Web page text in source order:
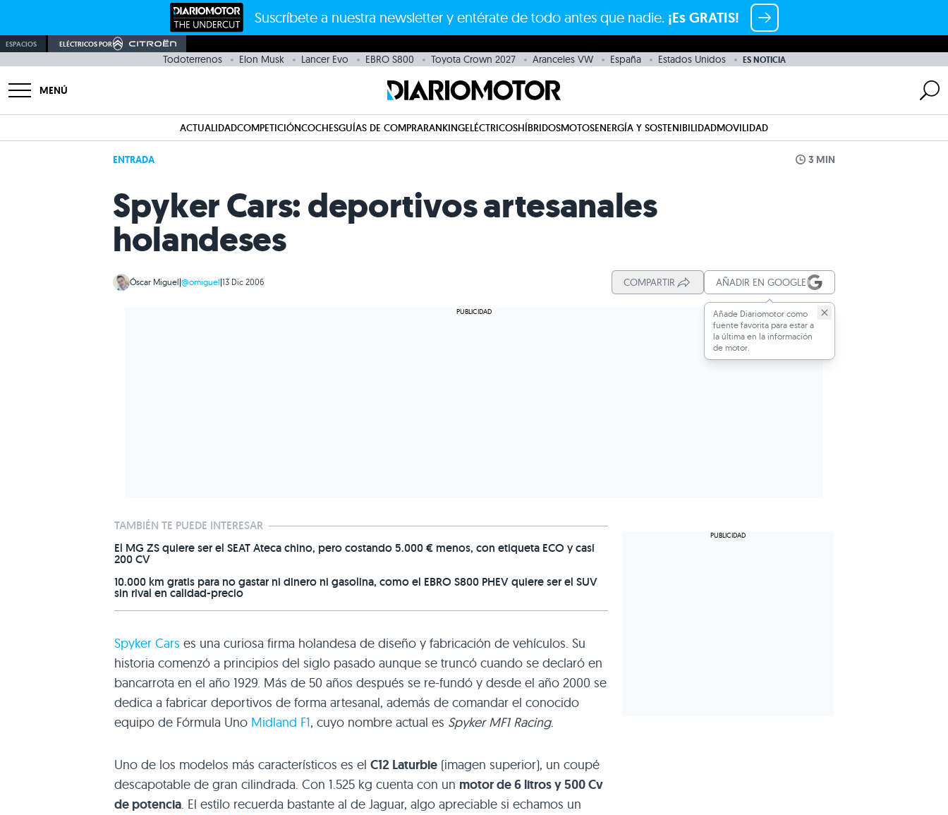
Suscríbete a nuestra newsletter y entérate de todo antes que nadie. ¡Es GRATIS!
ESPACIOS ELÉCTRICOS POR
Todoterrenos Elon Musk Lancer Evo EBRO S800 Toyota Crown 2027 Aranceles VW España Estados Unidos ES NOTICIA
MENÚ
ACTUALIDADCOMPETICIÓNCOCHESGUÍAS DE COMPRARANKINGELÉCTRICOSHÍBRIDOSMOTOSENERGÍA Y SOSTENIBILIDADMOVILIDAD
ENTRADA 3 MIN
Spyker Cars: deportivos artesanales
holandeses
Óscar Miguel|@omiguel|13 Dic 2006 COMPARTIR AÑADIR EN GOOGLE
Añade Diariomotor como
fuente favorita para estar a
la última en la información
de motor.
TAMBIÉN TE PUEDE INTERESAR
El MG ZS quiere ser el SEAT Ateca chino, pero costando 5.000 € menos, con etiqueta ECO y casi
200 CV
10.000 km gratis para no gastar ni dinero ni gasolina, como el EBRO S800 PHEV quiere ser el SUV
sin rival en calidad-precio
Spyker Cars es una curiosa firma holandesa de diseño y fabricación de vehículos. Su
historia comenzó a principios del siglo pasado aunque se truncó cuando se declaró en
bancarrota en el año 1929. Más de 50 años después se re-fundó y desde el año 2000 se
dedica a fabricar deportivos de forma artesanal, además de comandar el conocido
equipo de Fórmula Uno Midland F1, cuyo nombre actual es SpykerMF1 Racing.
Uno de los modelos más característicos es el C12 Laturbie (imagen superior), un coupé
descapotable de gran cilindrada. Con 1.525 kg cuenta con un motor de 6 litros y 500 Cv
de potencia. El estilo recuerda bastante al de Jaguar, algo apreciable si echamos un